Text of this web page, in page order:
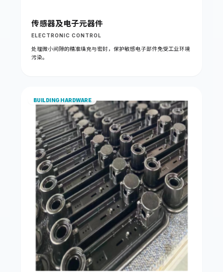
传感器及电子元器件
ELECTRONIC CONTROL
处理微小间隙的精准填充与密封，保护敏感电子部件免受工业环境
污染。
BUILDING HARDWARE